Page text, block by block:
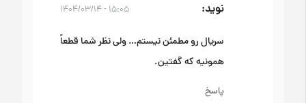
نوید ۱۵:۰۵ - ۱۴۰۴/۰۳/۱۴
سریال رو مطمئن نیستم… ولی نظر شما قطعاً
همونیه که گفتین.
پاسخ